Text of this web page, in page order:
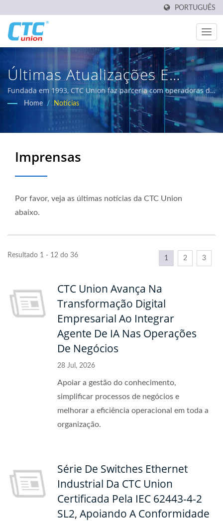
PORTUGUÊS
Últimas Atualizações E
Notícias De Produtos |
Inovações Em Redes
Industriais E De
Telecomunicações | CTC
Union
Fundada em 1993, CTC Union faz parceria com operadoras de
voz e dados, empresas e usuários de Ethernet de grau
industrial, cobrindo todos os continentes e áreas.
Home / Notícias
Imprensas
Por favor, veja as últimas notícias da CTC Union
abaixo.
Resultado 1 - 12 do 36 1 2 3
CTC Union Avança Na
Transformação Digital
Empresarial Ao Integrar
Agente De IA Nas Operações
De Negócios
28 Jul, 2026
Apoiar a gestão do conhecimento,
simplificar processos de negócios e
melhorar a eficiência operacional em toda a
organização.
Série De Switches Ethernet
Industrial Da CTC Union
Certificada Pela IEC 62443-4-2
SL2, Apoiando A Conformidade